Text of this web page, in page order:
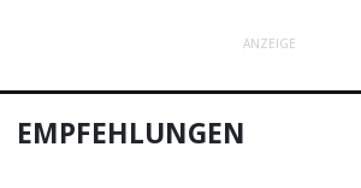
ANZEIGE
EMPFEHLUNGEN